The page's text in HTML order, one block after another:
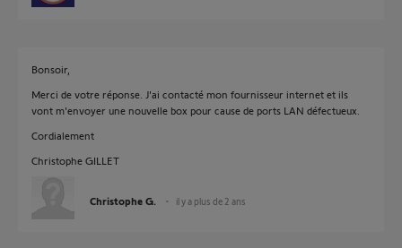
Bonsoir,
Merci de votre réponse. J'ai contacté mon fournisseur internet et ils
vont m'envoyer une nouvelle box pour cause de ports LAN défectueux.
Cordialement
Christophe GILLET
Christophe G. il y a plus de 2 ans